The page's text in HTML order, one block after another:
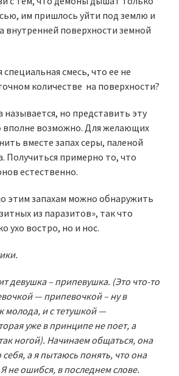
им пришлось уйти под землю и
внутренней поверхности земной
специальная смесь, что ее не
количестве на поверхности?
называется, но представить эту
вполне возможно. Для желающих
вместе запах серы, паленой
Получиться примерно то, что
естественно.
этим запахам можно обнаружить
из паразитов», так что
ухо востро, но и нос.
девушка – припевушка. (Это что-то
— припевочкой – ну в
молода, и с тетушкой —
уже в принципе не поет, а
ногой). Начинаем общаться, она
себя, а я пытаюсь понять, что она
не ошибся, в последнем слове.